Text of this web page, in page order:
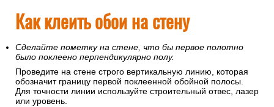
Как клеить обои на стену
Сделайте пометку на стене, что бы первое полотно
было поклеено перпендикулярно полу.
Проведите на стене строго вертикальную линию, которая
обозначит границу первой поклеенной обойной полосы.
Для точности линии используйте строительный отвес, лазер
или уровень.